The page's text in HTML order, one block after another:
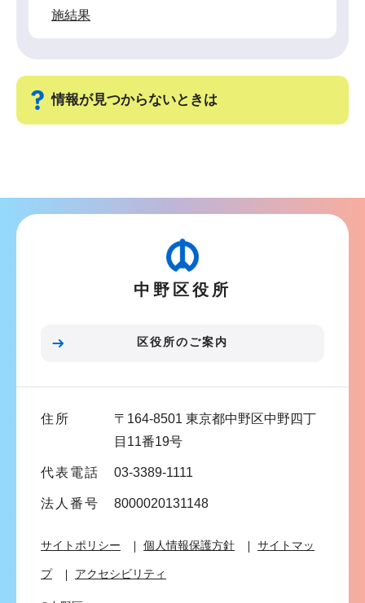
施結果
情報が見つからないときは
ナ
ビ
中野区役所
区役所のご案内
住所
〒164-8501 東京都中野区中野四丁
目11番19号
代表電話 03-3389-1111
法人番号 8000020131148
サイトポリシー 個人情報保護方針 サイトマッ
プ アクセシビリティ